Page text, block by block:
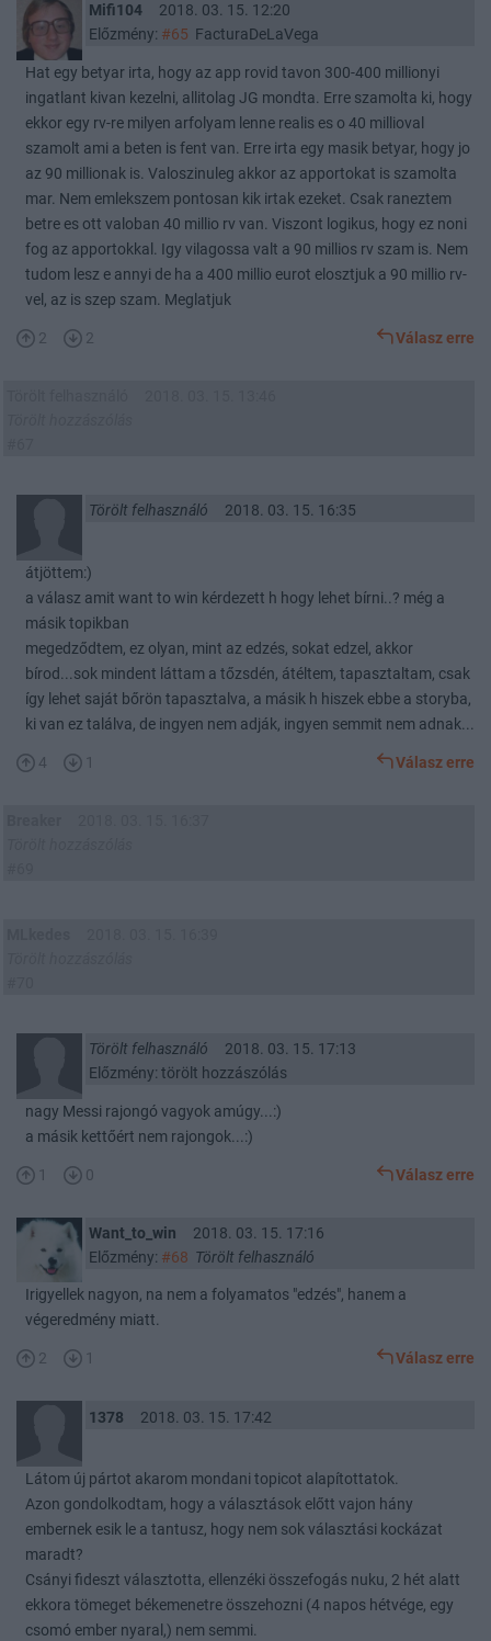
Mifi104
2018. 03. 15. 12:20
Előzmény: #65 FacturaDeLaVega
Hat egy betyar irta, hogy az app rovid tavon 300-400 millionyi
ingatlant kivan kezelni, allitolag JG mondta. Erre szamolta ki, hogy
ekkor egy rv-re milyen arfolyam lenne realis es o 40 millioval
szamolt ami a beten is fent van. Erre irta egy masik betyar, hogy jo
az 90 millionak is. Valoszinuleg akkor az apportokat is szamolta
mar. Nem emlekszem pontosan kik irtak ezeket. Csak raneztem
betre es ott valoban 40 millio rv van. Viszont logikus, hogy ez noni
fog az apportokkal. Igy vilagossa valt a 90 millios rv szam is. Nem
tudom lesz e annyi de ha a 400 millio eurot elosztjuk a 90 millio rv-
vel, az is szep szam. Meglatjuk
2 2 Válasz erre
Törölt felhasználó 2018. 03. 15. 16:35
átjöttem:)
a válasz amit want to win kérdezett h hogy lehet bírni..? még a
másik topikban
megedződtem, ez olyan, mint az edzés, sokat edzel, akkor
bírod...sok mindent láttam a tőzsdén, átéltem, tapasztaltam, csak
így lehet saját bőrön tapasztalva, a másik h hiszek ebbe a storyba,
ki van ez találva, de ingyen nem adják, ingyen semmit nem adnak...
4 1 Válasz erre
Törölt felhasználó
2018. 03. 15. 17:13
Előzmény: törölt hozzászólás
nagy Messi rajongó vagyok amúgy...:)
a másik kettőért nem rajongok...:)
1 0 Válasz erre
Want_to_win
2018. 03. 15. 17:16
Előzmény: #68 Törölt felhasználó
Irigyellek nagyon, na nem a folyamatos "edzés", hanem a
végeredmény miatt.
2 1 Válasz erre
1378 2018. 03. 15. 17:42
Látom új pártot akarom mondani topicot alapítottatok.
Azon gondolkodtam, hogy a választások előtt vajon hány
embernek esik le a tantusz, hogy nem sok választási kockázat
maradt?
Csányi fideszt választotta, ellenzéki összefogás nuku, 2 hét alatt
ekkora tömeget békemenetre összehozni (4 napos hétvége, egy
csomó ember nyaral,) nem semmi.